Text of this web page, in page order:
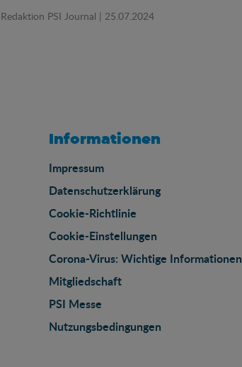
Redaktion PSI Journal | 25.07.2024
Informationen
Impressum
Datenschutzerklärung
Cookie-Richtlinie
Cookie-Einstellungen
Corona-Virus: Wichtige Informationen
Mitgliedschaft
PSI Messe
Nutzungsbedingungen